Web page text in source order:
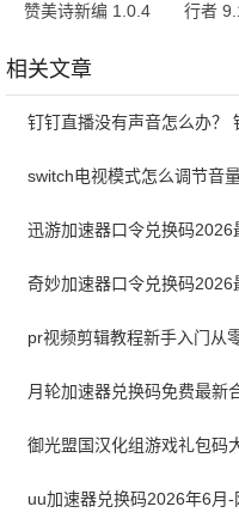
赞美诗新编 1.0.4
行者
相关文章
钉钉直播没有声音怎么办？
御光盟国汉化组游戏礼包码